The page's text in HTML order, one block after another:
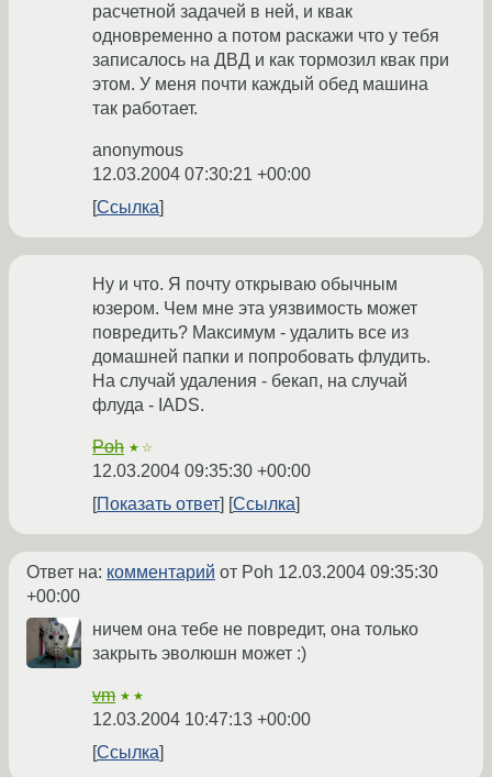
расчетной задачей в ней, и квак
одновременно а потом раскажи что у тебя
записалось на ДВД и как тормозил квак при
этом. У меня почти каждый обед машина
так работает.
anonymous
12.03.2004 07:30:21 +00:00
Ссылка
Ну и что. Я почту открываю обычным
юзером. Чем мне эта уязвимость может
повредить? Максимум - удалить все из
домашней папки и попробовать флудить.
На случай удаления - бекап, на случай
флуда - IADS.
Poh ★☆
12.03.2004 09:35:30 +00:00
Показать ответ
Ссылка
Ответ на: комментарий от Poh 12.03.2004 09:35:30
+00:00
ничем она тебе не повредит, она только
закрыть эволюшн может :)
vm ★★
12.03.2004 10:47:13 +00:00
Ссылка